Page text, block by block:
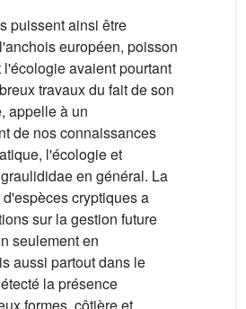
puissent ainsi être
européen, poisson
avaient pourtant
travaux du fait de son
appelle à un
de nos connaissances
l'écologie et
en général. La
cryptiques a
sur la gestion future
seulement en
aussi partout dans le
la présence
formes, côtière et